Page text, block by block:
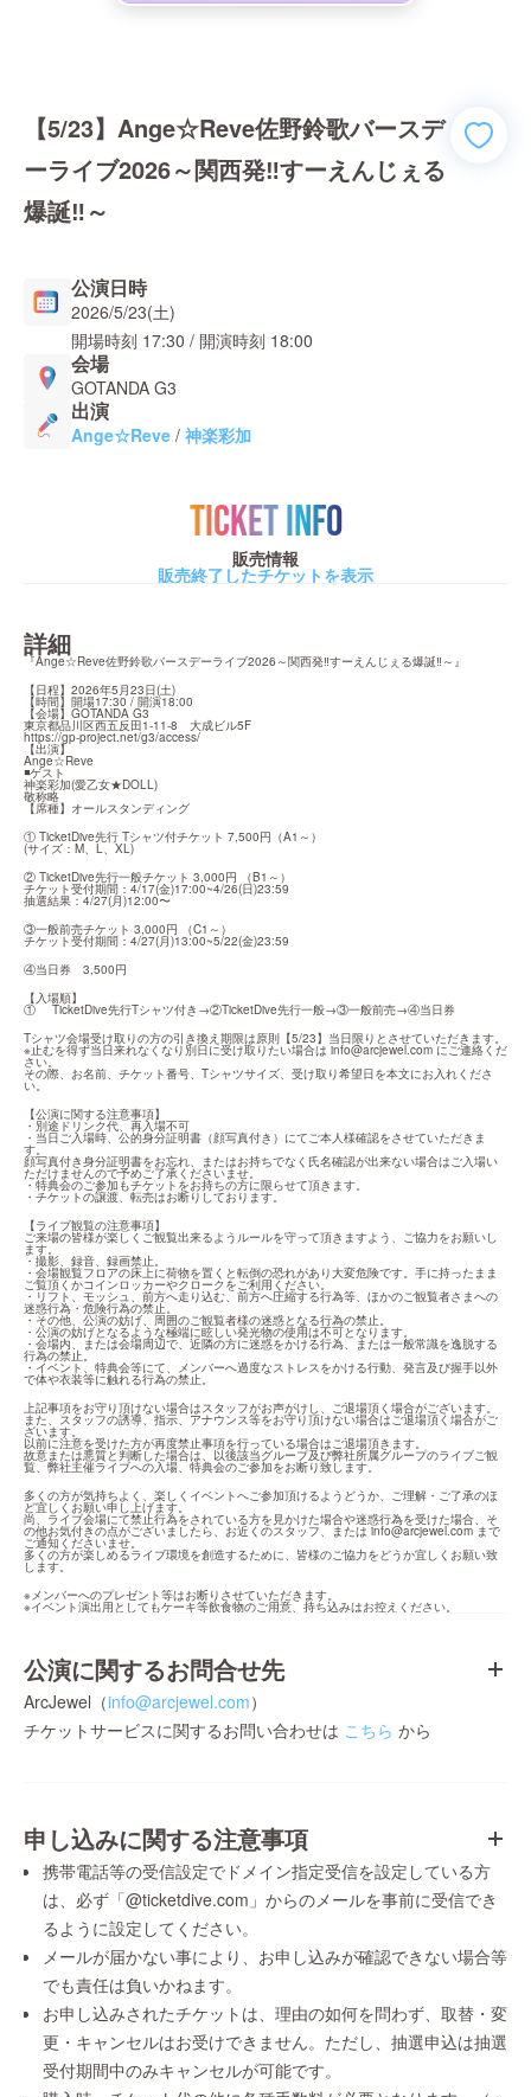
【5/23】Ange☆Reve佐野鈴歌バースデ
ーライブ2026～関西発‼すーえんじぇる
爆誕‼～
公演日時
2026/5/23(土)
開場時刻 17:30 / 開演時刻 18:00
会場
GOTANDA G3
出演
Ange☆Reve / 神楽彩加
TICKET INFO
販売情報
販売終了したチケットを表示
詳細
『Ange☆Reve佐野鈴歌バースデーライブ2026～関西発‼すーえんじぇる爆誕‼～』
【日程】2026年5月23日(土)
【時間】開場17:30 / 開演18:00
【会場】GOTANDA G3
https://gp-project.net/g3/access/
【出演】
Ange☆Reve
◾ゲスト
神楽彩加(愛乙女★DOLL)
敬称略
【席種】オールスタンディング
① TicketDive先行 Tシャツ付チケット 7,500円（A1～）
(サイズ：M、L、XL)
② TicketDive先行一般チケット 3,000円 （B1～）
チケット受付期間：4/17(金)17:00~4/26(日)23:59
抽選結果：4/27(月)12:00〜
③一般前売チケット 3,000円 （C1～）
チケット受付期間：4/27(月)13:00~5/22(金)23:59
④当日券　3,500円
【入場順】
①	TicketDive先行Tシャツ付き→②TicketDive先行一般→③一般前売→④当日券
Tシャツ会場受け取りの方の引き換え期限は原則【5/23】当日限りとさせていただきます。
※止むを得ず当日来れなくなり別日に受け取りたい場合は info@arcjewel.com にご連絡くだ
さい。
その際、お名前、チケット番号、Tシャツサイズ、受け取り希望日を本文にお入れくださ
い。
【公演に関する注意事項】
・別途ドリンク代、再入場不可
・当日ご入場時、公的身分証明書（顔写真付き）にてご本人様確認をさせていただきま
す。
顔写真付き身分証明書をお忘れ、またはお持ちでなく氏名確認が出来ない場合はご入場い
ただけませんので予めご了承くださいませ。
・特典会のご参加もチケットをお持ちの方に限らせて頂きます。
・チケットの譲渡、転売はお断りしております。
【ライブ観覧の注意事項】
ご来場の皆様が楽しくご観覧出来るようルールを守って頂きますよう、ご協力をお願いし
ます。
・撮影、録音、録画禁止。
・会場観覧フロアの床上に荷物を置くと転倒の恐れがあり大変危険です。手に持ったまま
ご覧頂くかコインロッカーやクロークをご利用ください。
・リフト、モッシュ、前方へ走り込む、前方へ圧縮する行為等、ほかのご観覧者さまへの
迷惑行為・危険行為の禁止。
・その他、公演の妨げ、周囲のご観覧者様の迷惑となる行為の禁止。
・公演の妨げとなるような極端に眩しい発光物の使用は不可となります。
・会場内、または会場周辺で、近隣の方に迷惑をかける行為、または一般常識を逸脱する
行為の禁止。
・イベント、特典会等にて、メンバーへ過度なストレスをかける行動、発言及び握手以外
で体や衣装等に触れる行為の禁止。
上記事項をお守り頂けない場合はスタッフがお声がけし、ご退場頂く場合がございます。
また、スタッフの誘導、指示、アナウンス等をお守り頂けない場合はご退場頂く場合がご
ざいます。
以前に注意を受けた方が再度禁止事項を行っている場合はご退場頂きます。
故意または悪質と判断した場合は、以後該当グループ及び弊社所属グループのライブご観
覧、弊社主催ライブへの入場、特典会のご参加をお断り致します。
多くの方が気持ちよく、楽しくイベントへご参加頂けるようどうか、ご理解・ご了承のほ
ど宜しくお願い申し上げます。
尚、ライブ会場にて禁止行為をされている方を見かけた場合や迷惑行為を受けた場合、そ
の他お気付きの点がございましたら、お近くのスタッフ、または info@arcjewel.com まで
ご通知くださいませ。
多くの方が楽しめるライブ環境を創造するために、皆様のご協力をどうか宜しくお願い致
します。
※メンバーへのプレゼント等はお断りさせていただきます。
※イベント演出用としてもケーキ等飲食物のご用意、持ち込みはお控えください。
公演に関するお問合せ先
ArcJewel（info@arcjewel.com）
チケットサービスに関するお問い合わせは こちら から
申し込みに関する注意事項
携帯電話等の受信設定でドメイン指定受信を設定している方
は、必ず「@ticketdive.com」からのメールを事前に受信でき
るように設定してください。
メールが届かない事により、お申し込みが確認できない場合等
でも責任は負いかねます。
お申し込みされたチケットは、理由の如何を問わず、取替・変
更・キャンセルはお受けできません。ただし、抽選申込は抽選
受付期間中のみキャンセルが可能です。